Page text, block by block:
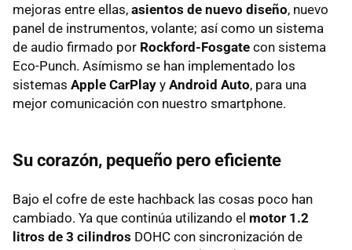
mejoras entre ellas, asientos de nuevo diseño, nuevo
panel de instrumentos, volante; así como un sistema
de audio firmado por Rockford-Fosgate con sistema
Eco-Punch. Asímismo se han implementado los
sistemas Apple CarPlay y Android Auto, para una
mejor comunicación con nuestro smartphone.
Su corazón, pequeño pero eficiente
Bajo el cofre de este hachback las cosas poco han
cambiado. Ya que continúa utilizando el motor 1.2
litros de 3 cilindros DOHC con sincronización de